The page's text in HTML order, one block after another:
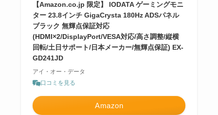
【Amazon.co.jp 限定】 IODATA ゲーミングモニ
ター 23.8インチ GigaCrysta 180Hz ADSパネル
ブラック 無輝点保証対応
(HDMI×2/DisplayPort/VESA対応/高さ調整/縦横
回転/土日サポート/日本メーカー/無輝点保証) EX-
GD241JD
アイ・オー・データ
口コミを見る
Amazon